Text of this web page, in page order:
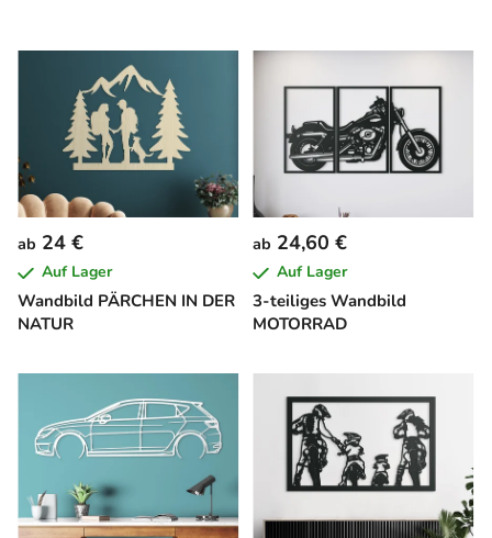
Wandbild PÄRCHEN IN DER
NATUR
ab 24 €
Auf Lager
3-teiliges Wandbild
MOTORRAD
ab 24,60 €
Auf Lager